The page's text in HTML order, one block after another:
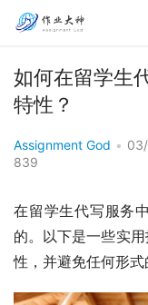
如何在留学生
特性？
Assignment God •
839
在留学生代写服务
的。以下是一些实
性，并避免任何形式